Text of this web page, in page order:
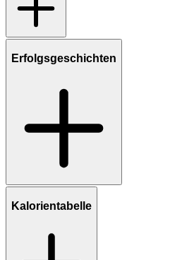
Erfolgsgeschichten
Kalorientabelle